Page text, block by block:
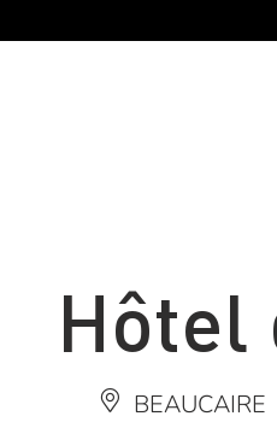
BEAUCAIRE